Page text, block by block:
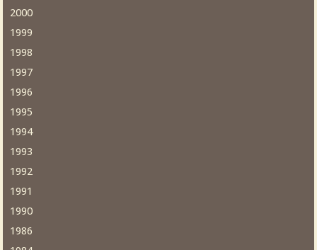
2000
1999
1998
1997
1996
1995
1994
1993
1992
1991
1990
1986